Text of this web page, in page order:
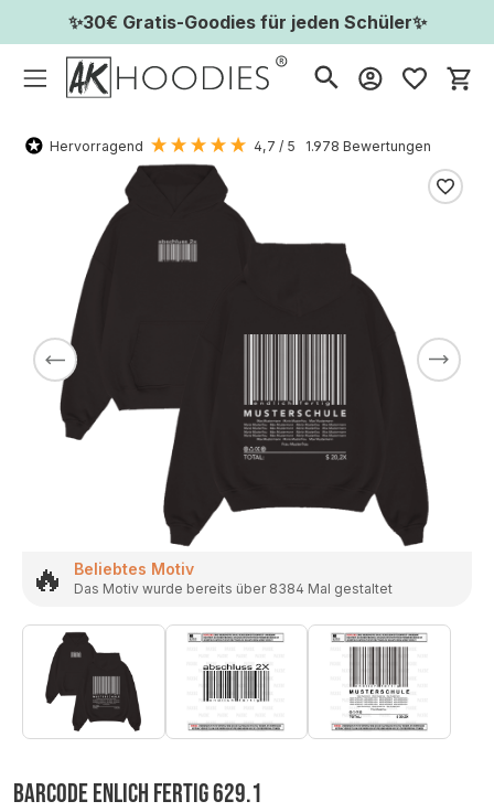
✨30€ Gratis-Goodies für jeden Schüler✨
Hervorragend 4,7 / 5 1.978 Bewertungen
🔥 Beliebtes Motiv
Das Motiv wurde bereits über 8384 Mal gestaltet
BARCODE ENLICH FERTIG 629.1